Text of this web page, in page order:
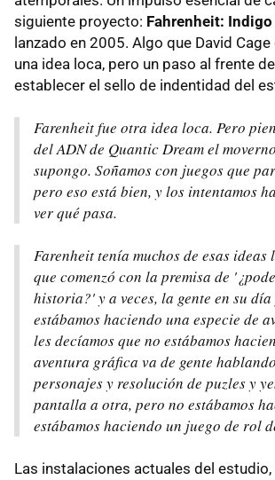
siguiente proyecto: Fahrenheit:
lanzado en 2005. Algo que David
una idea loca, pero un paso al frente
establecer el sello de indentidad del
Farenheit fue otra idea loca. Pero
del ADN de Quantic Dream el
supongo. Soñamos con juegos que
pero eso está bien, y los intentamos
ver qué pasa.
Farenheit tenía muchos de esas ideas
que comenzó con la premisa de
historia?' y a veces, la gente en su día
estábamos haciendo una especie de
les decíamos que no estábamos
aventura gráfica va de gente
personajes y resolución de puzles y
pantalla a otra, pero no estábamos
estábamos haciendo un juego de rol
Las instalaciones actuales del